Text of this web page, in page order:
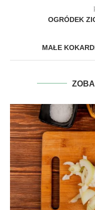
OGRÓDEK
MAŁE